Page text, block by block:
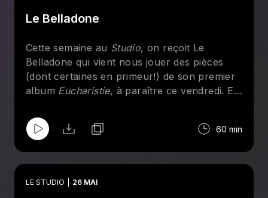
Cupid
Outta Sight
Kinda Love
My World
Red Flag
Le Belladone
Cette semaine au Studio, on reçoit Le
Belladone qui vient nous jouer des pièces
(dont certaines en primeur!) de son premier
album Eucharistie, à paraître ce vendredi. En
a lieu jeudi à la Sala Rossa, il est question de
gérer les menaces de mort, de ce que c'est,
méchant.
60 min
LE STUDIO 26 MAI